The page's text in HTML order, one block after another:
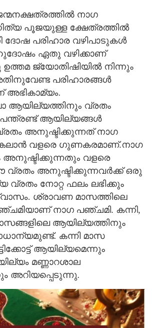
നാഗ
പൂജയുള്ള ക്ഷേത്രത്തില്‍
ദോഷ പരിഹാര വഴിപാടുകള്‍
ഏതു വഴിക്കാണ്
ജ്യോതിഷിയില്‍ നിന്നും
പരിഹാരങ്ങള്‍
ആയില്യത്തിനും വ്രതം
ആയില്യങ്ങള്‍
അനുഷ്ടിക്കുന്നത് നാഗ
വളരെ ഗുണകരമാണ്.നാഗ
അനുഷ്ടിക്കുന്നതും വളരെ
അനുഷ്ടിക്കുന്നവര്‍ക്ക് ഒരു
നോറ്റ ഫലം ലഭിക്കും
ശ്രാവണ മാസത്തിലെ
നാഗ പഞ്ചമി. കന്നി,
ആയില്യത്തിനും
കന്നി മാസ
ആയില്യമെന്നും
മണ്ണാറശാല
അറിയപ്പെടുന്നു.